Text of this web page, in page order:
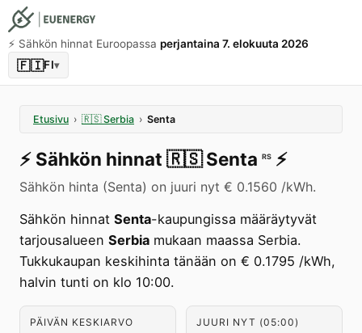
⚡️ Sähkön hinnat Euroopassa perjantaina 7. elokuuta 2026
🇫🇮FI▾
Etusivu › 🇷🇸 Serbia › Senta
⚡️ Sähkön hinnat 🇷🇸 Senta RS ⚡️
Sähkön hinta (Senta) on juuri nyt € 0.1560 /kWh.
Sähkön hinnat Senta-kaupungissa määräytyvät
tarjousalueen Serbia mukaan maassa Serbia.
Tukkukaupan keskihinta tänään on € 0.1795 /kWh,
halvin tunti on klo 10:00.
PÄIVÄN KESKIARVO JUURI NYT (05:00)